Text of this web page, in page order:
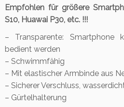
Empfohlen für größere
S10, Huawai P30, etc. !!!
– Transparente: Smartphone
bedient werden
– Schwimmfähig
– Mit elastischer Armbinde aus
– Sicherer Verschluss,
– Gürtelhalterung